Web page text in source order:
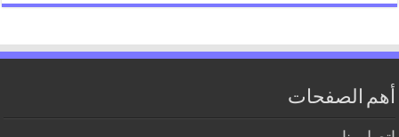
أهم الصفحات